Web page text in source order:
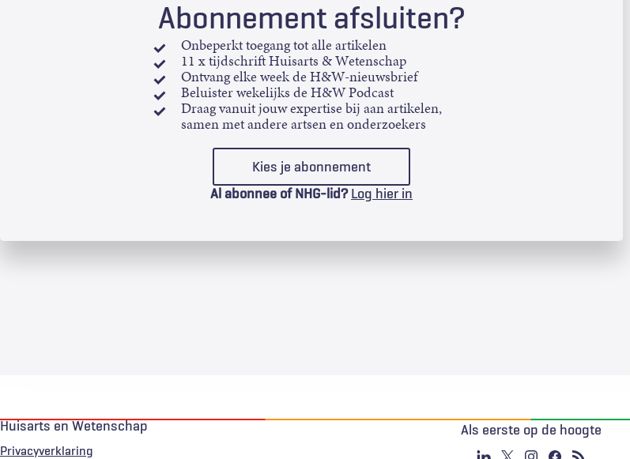
Abonnement afsluiten?
Onbeperkt toegang tot alle artikelen
11 x tijdschrift Huisarts & Wetenschap
Ontvang elke week de H&W-nieuwsbrief
Beluister wekelijks de H&W Podcast
Draag vanuit jouw expertise bij aan artikelen,
samen met andere artsen en onderzoekers
Kies je abonnement
Al abonnee of NHG-lid? Log hier in
Huisarts en Wetenschap
Privacyverklaring
Als eerste op de hoogte